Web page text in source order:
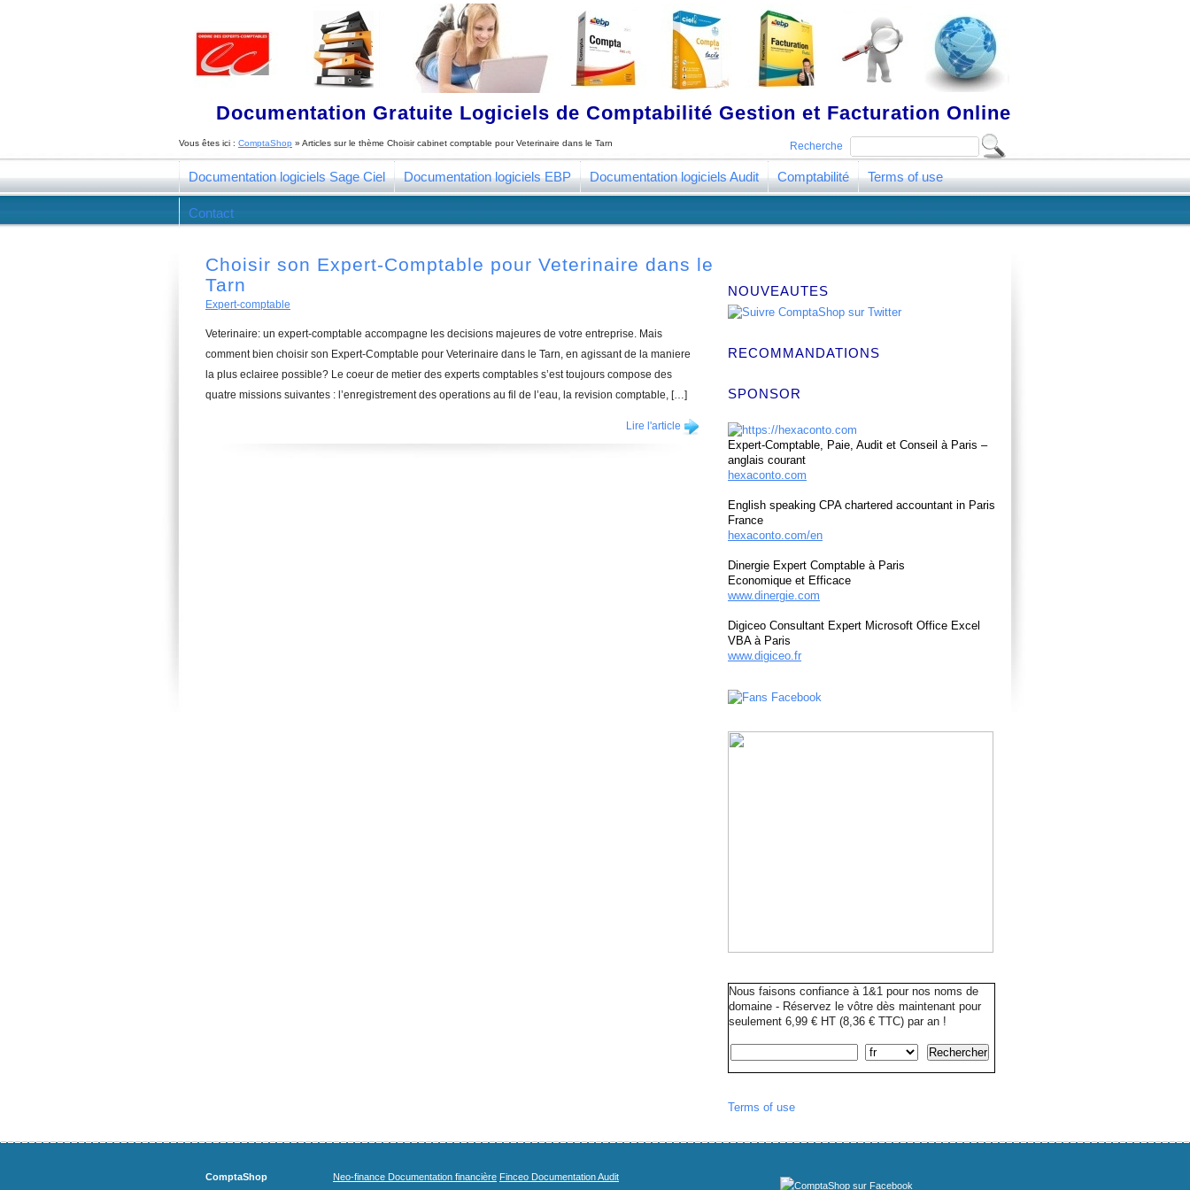
Documentation Gratuite Logiciels de Comptabilité Gestion et Facturation Online
Recherche
Vous êtes ici : ComptaShop » Articles sur le thème Choisir cabinet comptable pour Veterinaire dans le Tarn
Documentation logiciels Sage Ciel Documentation logiciels EBP Documentation logiciels Audit Comptabilité Terms of use
Contact
Choisir son Expert-Comptable pour Veterinaire dans le
Tarn
Expert-comptable
Veterinaire: un expert-comptable accompagne les decisions majeures de votre entreprise. Mais
comment bien choisir son Expert-Comptable pour Veterinaire dans le Tarn, en agissant de la maniere
la plus eclairee possible? Le coeur de metier des experts comptables s’est toujours compose des
quatre missions suivantes : l’enregistrement des operations au fil de l’eau, la revision comptable, […]
Lire l'article
NOUVEAUTES
RECOMMANDATIONS
SPONSOR
Expert-Comptable, Paie, Audit et Conseil à Paris –
anglais courant
hexaconto.com
English speaking CPA chartered accountant in Paris
France
hexaconto.com/en
Dinergie Expert Comptable à Paris
Economique et Efficace
www.dinergie.com
Digiceo Consultant Expert Microsoft Office Excel
VBA à Paris
www.digiceo.fr
Nous faisons confiance à 1&1 pour nos noms de
domaine - Réservez le vôtre dès maintenant pour
seulement 6,99 € HT (8,36 € TTC) par an !
Terms of use
ComptaShop Neo-finance Documentation financière Finceo Documentation Audit